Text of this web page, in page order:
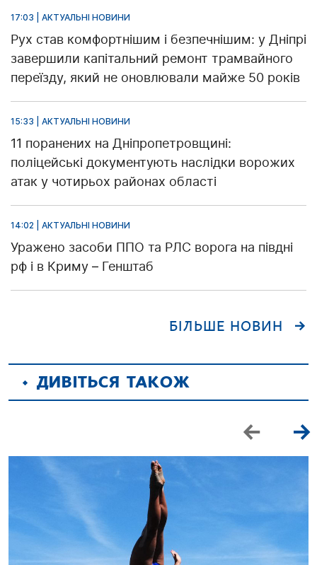
17:03 | АКТУАЛЬНІ НОВИНИ
Рух став комфортнішим і безпечнішим: у Дніпрі
завершили капітальний ремонт трамвайного
переїзду, який не оновлювали майже 50 років
15:33 | АКТУАЛЬНІ НОВИНИ
11 поранених на Дніпропетровщині:
поліцейські документують наслідки ворожих
атак у чотирьох районах області
14:02 | АКТУАЛЬНІ НОВИНИ
Уражено засоби ППО та РЛС ворога на півдні
рф і в Криму – Генштаб
БІЛЬШЕ НОВИН
ДИВІТЬСЯ ТАКОЖ